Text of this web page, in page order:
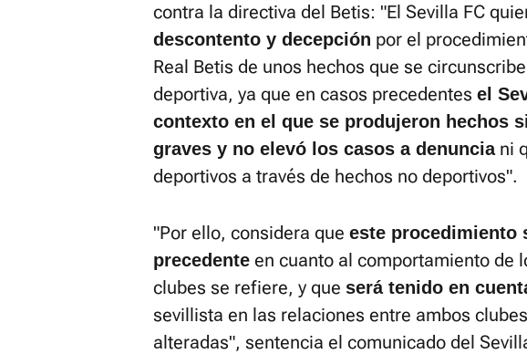
contra la directiva del Betis: "El Sevilla FC
descontento y decepción por el
Real Betis de unos hechos que se
deportiva, ya que en casos precedentes el
contexto en el que se produjeron hechos
graves y no elevó los casos a denunciani
deportivos a través de hechos no deportivos".
"Por ello, considera que este procedimiento
precedente en cuanto al comportamiento de
clubes se refiere, y que será tenido en
sevillista en las relaciones entre ambos
alteradas", sentencia el comunicado del